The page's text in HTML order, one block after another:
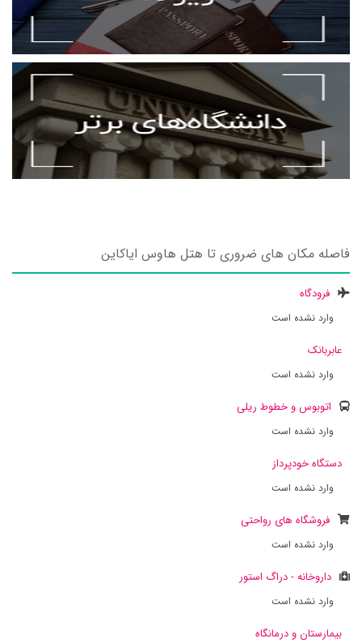
فاصله مکان های ضروری تا هتل هاوس ایاکاین
فرودگاه
وارد نشده است
عابربانک
وارد نشده است
اتوبوس و خطوط ریلی
وارد نشده است
دستگاه خودپرداز
وارد نشده است
فروشگاه های رواحتی
وارد نشده است
داروخانه - دراگ استور
وارد نشده است
بیمارستان و درمانگاه